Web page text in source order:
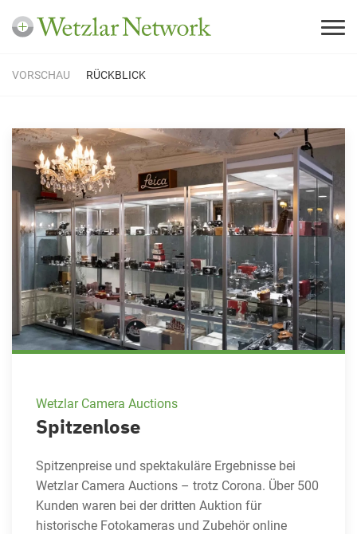
VORSCHAU RÜCKBLICK
Wetzlar Camera Auctions
Spitzenlose
Spitzenpreise und spektakuläre Ergebnisse bei
Wetzlar Camera Auctions – trotz Corona. Über 500
Kunden waren bei der dritten Auktion für
historische Fotokameras und Zubehör online